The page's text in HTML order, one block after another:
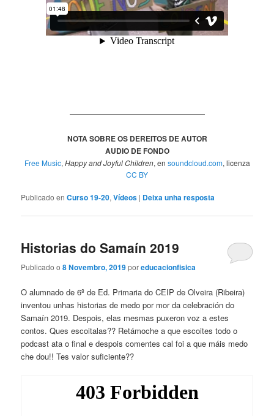
—————————————————
NOTA SOBRE OS DEREITOS DE AUTOR
AUDIO DE FONDO
Free Music, Happy and Joyful Children, en soundcloud.com, licenza
CC BY
Publicado en Curso 19-20,Vídeos | Deixa unha resposta
Historias do Samaín 2019
Publicado o8 Novembro, 2019poreducacionfisica
O alumnado de 6º de Ed. Primaria do CEIP de Olveira (Ribeira)
inventou unhas historias de medo por mor da celebración do
Samaín 2019. Despois, elas mesmas puxeron voz a estes
contos. Ques escoitalas?? Retámoche a que escoites todo o
podcast ata o final e despois comentes cal foi a que máis medo
che dou!! Tes valor suficiente??